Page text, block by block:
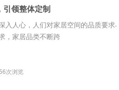
引领整体定制
入人心，人们对家居空间的品质要
，家居品类不断跨
次浏览